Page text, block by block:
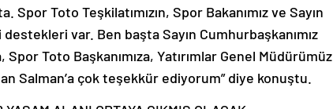
Toto Teşkilatımızın, Spor Bakanımız ve Sayın
var. Ben başta Sayın Cumhurbaşkanımız
Toto Başkanımıza, Yatırımlar Genel Müdürümüz
Salman’a çok teşekkür ediyorum” diye konuştu.